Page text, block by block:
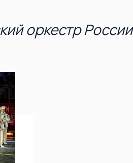
оркестр России